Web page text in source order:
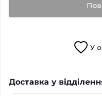
У
Доставка у